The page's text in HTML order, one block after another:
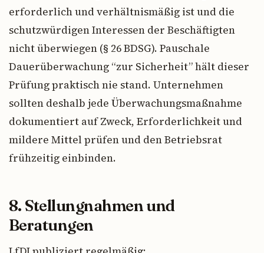
erforderlich und verhältnismäßig ist und die
schutzwürdigen Interessen der Beschäftigten
nicht überwiegen (§ 26 BDSG). Pauschale
Dauerüberwachung “zur Sicherheit” hält dieser
Prüfung praktisch nie stand. Unternehmen
sollten deshalb jede Überwachungsmaßnahme
dokumentiert auf Zweck, Erforderlichkeit und
mildere Mittel prüfen und den Betriebsrat
frühzeitig einbinden.
8. Stellungnahmen und
Beratungen